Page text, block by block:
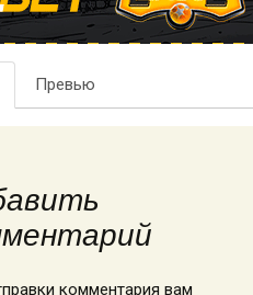
Превью
комментария вам